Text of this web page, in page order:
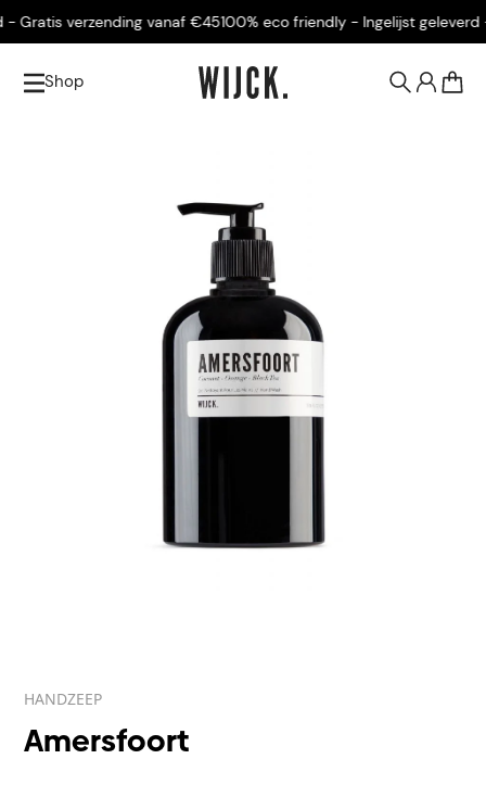
verzending vanaf €45100% eco friendly - Ingelijst geleverd -
Shop
HANDZEEP
Amersfoort